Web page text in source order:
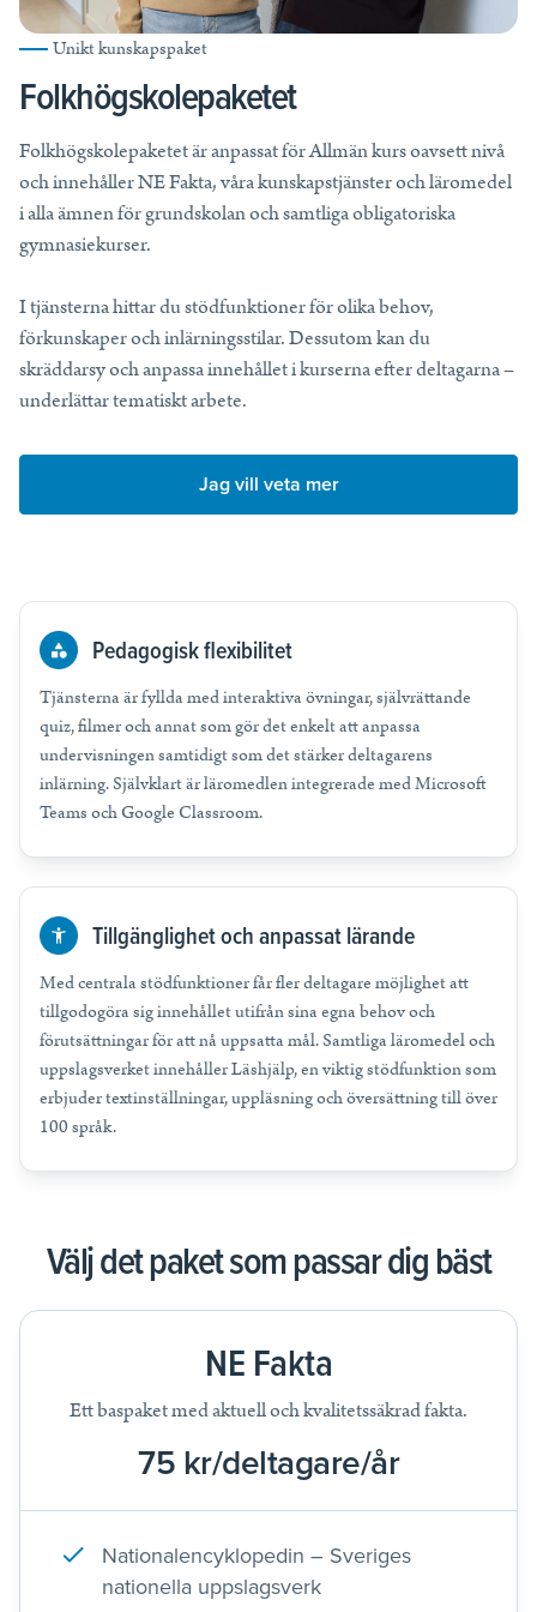
Tips, idéer, webbinarier och hjälp för dig som är lärare.
Läs mer
Lektionstips
Webbinarier & Inspelat
Ta din undervisning till nästa nivå.
Kom igång
Håll dig uppdaterad med det senaste från NE.
Frågor och svar
Frågor och svar om våra tjänster, samlade på ett ställe.
Unikt kunskapspaket
Folkhögskolepaketet
Folkhögskolepaketet är anpassat för Allmän kurs oavsett nivå
och innehåller NE Fakta, våra kunskapstjänster och läromedel
i alla ämnen för grundskolan och samtliga obligatoriska
gymnasiekurser.
I tjänsterna hittar du stödfunktioner för olika behov,
förkunskaper och inlärningsstilar. Dessutom kan du
skräddarsy och anpassa innehållet i kurserna efter deltagarna –
underlättar tematiskt arbete.
Jag vill veta mer
Pedagogisk flexibilitet
Tjänsterna är fyllda med interaktiva övningar, självrättande
quiz, filmer och annat som gör det enkelt att anpassa
undervisningen samtidigt som det stärker deltagarens
inlärning. Självklart är läromedlen integrerade med Microsoft
Teams och Google Classroom.
Tillgänglighet och anpassat lärande
Med centrala stödfunktioner får fler deltagare möjlighet att
tillgodogöra sig innehållet utifrån sina egna behov och
förutsättningar för att nå uppsatta mål. Samtliga läromedel och
uppslagsverket innehåller Läshjälp, en viktig stödfunktion som
erbjuder textinställningar, uppläsning och översättning till över
100 språk.
Välj det paket som passar dig bäst
NE Fakta
Ett baspaket med aktuell och kvalitetssäkrad fakta.
75 kr/deltagare/år
Nationalencyklopedin – Sveriges
nationella uppslagsverk